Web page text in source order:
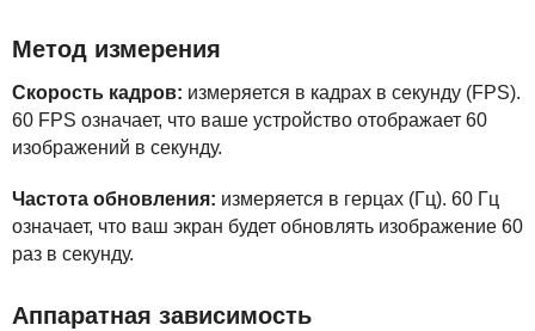
Метод измерения
Скорость кадров: измеряется в кадрах в секунду (FPS).
60 FPS означает, что ваше устройство отображает 60
изображений в секунду.
Частота обновления: измеряется в герцах (Гц). 60 Гц
означает, что ваш экран будет обновлять изображение 60
раз в секунду.
Аппаратная зависимость